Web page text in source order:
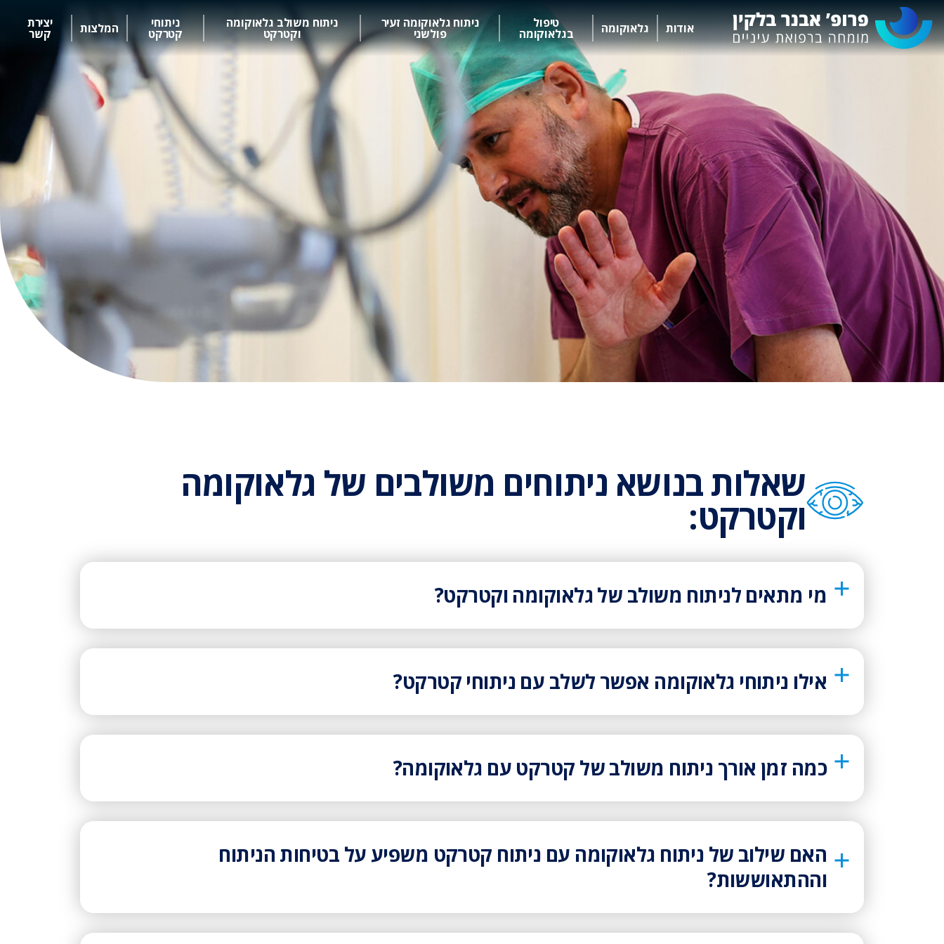
אודות גלאוקומה טיפול
בגלאוקומה
ניתוח גלאוקומה זעיר
פולשני
ניתוח משולב גלאוקומה
וקטרקט
ניתוחי
קטרקט המלצות יצירת
קשר
שאלות בנושא ניתוחים משולבים של גלאוקומה
וקטרקט:
מי מתאים לניתוח משולב של גלאוקומה וקטרקט?
אילו ניתוחי גלאוקומה אפשר לשלב עם ניתוחי קטרקט?
כמה זמן אורך ניתוח משולב של קטרקט עם גלאוקומה?
האם שילוב של ניתוח גלאוקומה עם ניתוח קטרקט משפיע על בטיחות הניתוח
וההתאוששות?